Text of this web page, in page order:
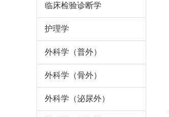
临床检验诊断学
护理学
外科学（普外）
外科学（骨外）
外科学（泌尿外）